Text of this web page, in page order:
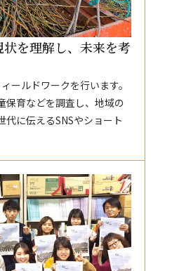
を理解し、未来を考
ールドワークを行います。
保育などを調査し、地域の
に伝えるSNSやショート